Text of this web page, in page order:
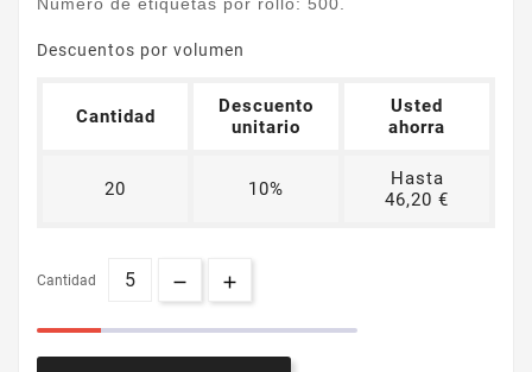
Descuentos por volumen
Cantidad
Descuento
unitario
Usted
ahorra
20 10%
Hasta
46,20 €
Cantidad